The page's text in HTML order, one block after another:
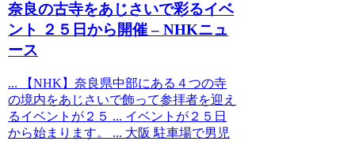
奈良の古寺をあじさいで彩るイベ
ント ２５日から開催 – NHKニュ
ース
... 【NHK】奈良県中部にある４つの寺
の境内をあじさいで飾って参拝者を迎え
るイベントが２５ ... イベントが２５日
から始まります。 ... 大阪 駐車場で男児